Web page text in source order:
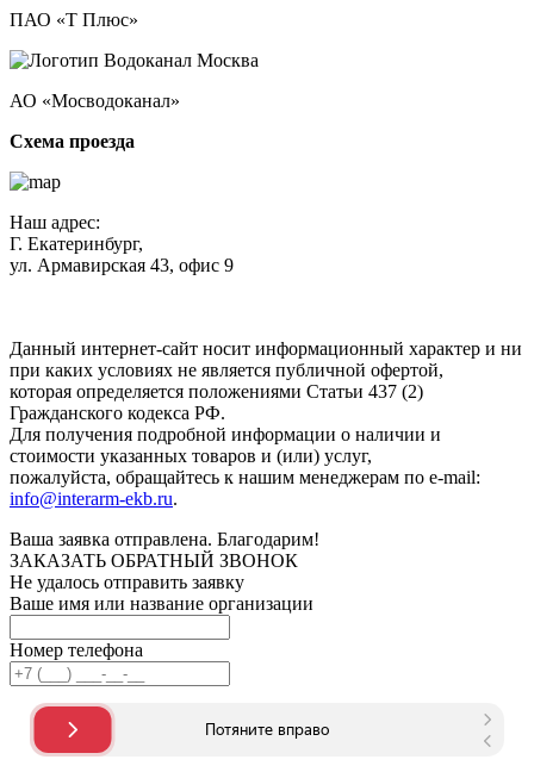
ПАО «Т Плюс»
АО «Мосводоканал»
Схема проезда
Наш адрес:
Г. Екатеринбург,
ул. Армавирская 43, офис 9
Данный интернет-сайт носит информационный характер и ни
при каких условиях не является публичной офертой,
которая определяется положениями Статьи 437 (2)
Гражданского кодекса РФ.
Для получения подробной информации о наличии и
стоимости указанных товаров и (или) услуг,
пожалуйста, обращайтесь к нашим менеджерам по e-mail:
info@interarm-ekb.ru.
Ваша заявка отправлена. Благодарим!
ЗАКАЗАТЬ ОБРАТНЫЙ ЗВОНОК
Не удалось отправить заявку
Ваше имя или название организации
Номер телефона